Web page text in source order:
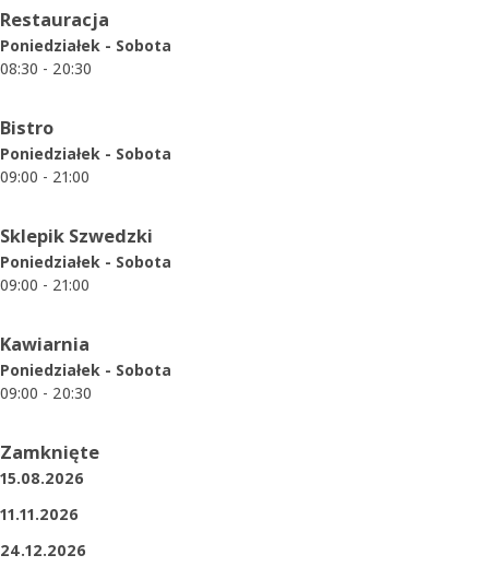
Restauracja
Poniedziałek - Sobota
08:30 - 20:30
Bistro
Poniedziałek - Sobota
09:00 - 21:00
Sklepik Szwedzki
Poniedziałek - Sobota
09:00 - 21:00
Kawiarnia
Poniedziałek - Sobota
09:00 - 20:30
Zamknięte
15.08.2026
11.11.2026
24.12.2026